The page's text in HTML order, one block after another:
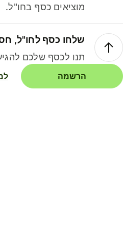
מוציאים כסף בחו"ל.
שלחו כסף לחו"ל,
תנו לכסף שלכם
הרשמה